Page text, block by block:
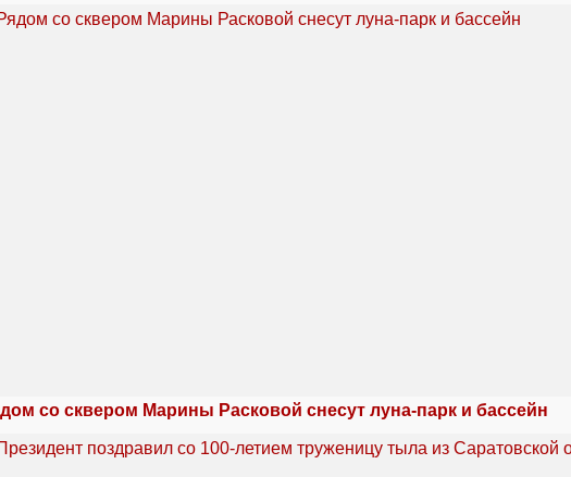
со сквером Марины Расковой снесут луна-парк и бассейн